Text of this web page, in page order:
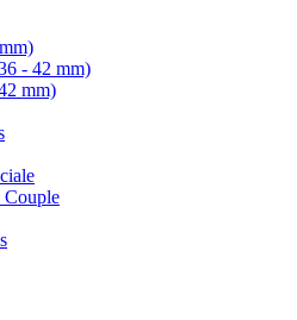
- 42 mm)
mm)
Couple